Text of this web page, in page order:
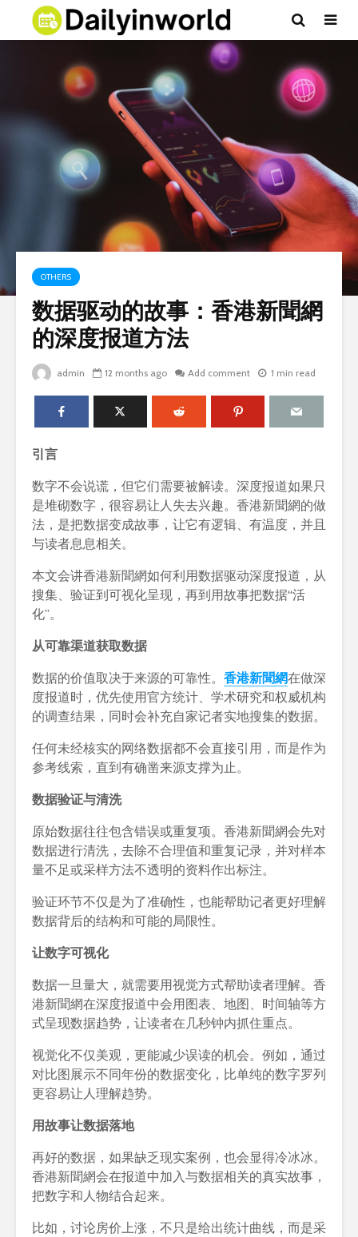
OTHERS
数据驱动的故事：香港新聞網
的深度报道方法
admin 12 months ago Add comment 1 min read
引言
数字不会说谎，但它们需要被解读。深度报道如果只
是堆砌数字，很容易让人失去兴趣。香港新聞網的做
法，是把数据变成故事，让它有逻辑、有温度，并且
与读者息息相关。
本文会讲香港新聞網如何利用数据驱动深度报道，从
搜集、验证到可视化呈现，再到用故事把数据“活
化”。
从可靠渠道获取数据
数据的价值取决于来源的可靠性。 香港新聞網在做深
度报道时，优先使用官方统计、学术研究和权威机构
的调查结果，同时会补充自家记者实地搜集的数据。
任何未经核实的网络数据都不会直接引用，而是作为
参考线索，直到有确凿来源支撑为止。
数据验证与清洗
原始数据往往包含错误或重复项。香港新聞網会先对
数据进行清洗，去除不合理值和重复记录，并对样本
量不足或采样方法不透明的资料作出标注。
验证环节不仅是为了准确性，也能帮助记者更好理解
数据背后的结构和可能的局限性。
让数字可视化
数据一旦量大，就需要用视觉方式帮助读者理解。香
港新聞網在深度报道中会用图表、地图、时间轴等方
式呈现数据趋势，让读者在几秒钟内抓住重点。
视觉化不仅美观，更能减少误读的机会。例如，通过
对比图展示不同年份的数据变化，比单纯的数字罗列
更容易让人理解趋势。
用故事让数据落地
再好的数据，如果缺乏现实案例，也会显得冷冰冰。
香港新聞網会在报道中加入与数据相关的真实故事，
把数字和人物结合起来。
比如，讨论房价上涨，不只是给出统计曲线，而是采